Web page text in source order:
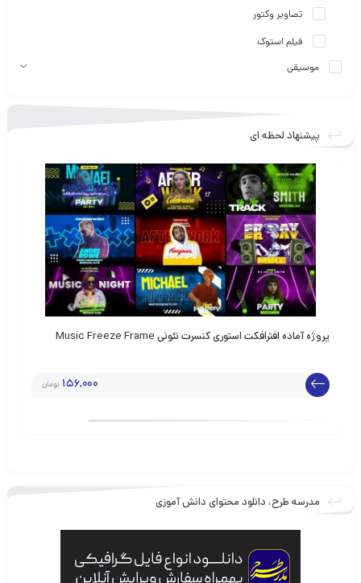
تصاویر وکتور
فیلم استوک
موسیقی
پیشنهاد لحظه ای
پروژه آماده افترافکت استوری کنسرت نئونی Music Freeze Frame
156,000 تومان
مدرسه طرح، دانلود محتوای دانش آموزی